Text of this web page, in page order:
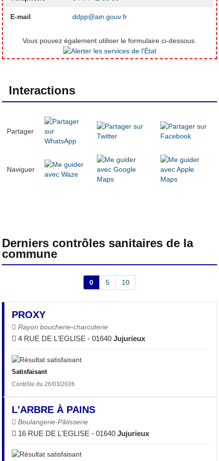
E-mail ddpp@ain.gouv.fr
Vous pouvez également utiliser le formulaire ci-dessous.
Interactions
Partager
Naviguer
Derniers contrôles sanitaires de la
commune
0 5 10
PROXY
Rayon boucherie-charcuterie
4 RUE DE L'EGLISE - 01640Jujurieux
Satisfaisant
Contrôle du 26/03/2026
L'ARBRE À PAINS
Boulangerie-Pâtisserie
16 RUE DE L'EGLISE - 01640Jujurieux